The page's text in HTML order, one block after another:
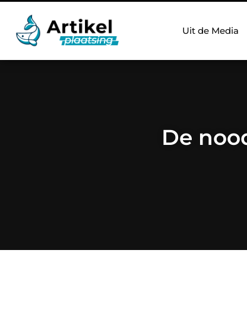
Uit de Media
De